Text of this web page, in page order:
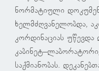
ნორმატიული
ხელმძღვანელობდა,
კორდინაციას უწევდა
საქმიანობას.